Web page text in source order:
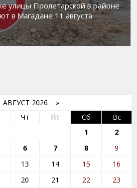
улицы Пролетарской в районе
в Магадане 11 августа
АВГУСТ 2026 »
Чт Пт Сб
Вс
1
2
6 7 8
9
13 14 15
16
20 21 22
23